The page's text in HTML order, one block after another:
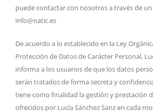
puede contactar con nosotros a través de
info@natic.es
De acuerdo a lo establecido en la Ley
Protección de Datos de Carácter Personal,
informa a los usuarios de que los datos
serán tratados de forma secreta y
tiene como finalidad la gestión y prestación
ofrecidos por Lucía Sánchez Sanz en cada